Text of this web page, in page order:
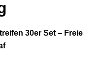
30er Set – Freie